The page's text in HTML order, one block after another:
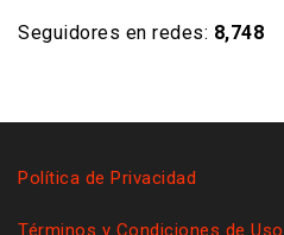
Seguidores en redes: 8,748
Política de Privacidad